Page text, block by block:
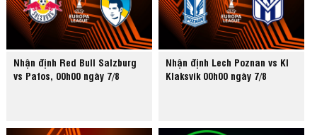
Nhận định Red Bull Salzburg
vs Pafos, 00h00 ngày 7/8
Nhận định Lech Poznan vs KI
Klaksvik 00h00 ngày 7/8